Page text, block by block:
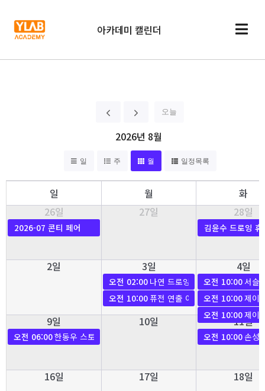
아카데미 캘린더
오늘
2026년 8월
일 주 월 일정목록
일 월
화
26일
2026-07 콘티 페어
27일 28일
김윤수 드로잉 휴
2일 3일
오전 02:00 나연 드로잉 기초 월-종일 개강
오전 10:00 퓨전 연출 이론 개강
4일
오전 10:00서슬
오전 10:00제이
오전 10:00제이
9일
오전 06:00한동우 스토리 이론 3개월 차 개강
10일 11일
오전 10:00 손성
16일 17일 18일